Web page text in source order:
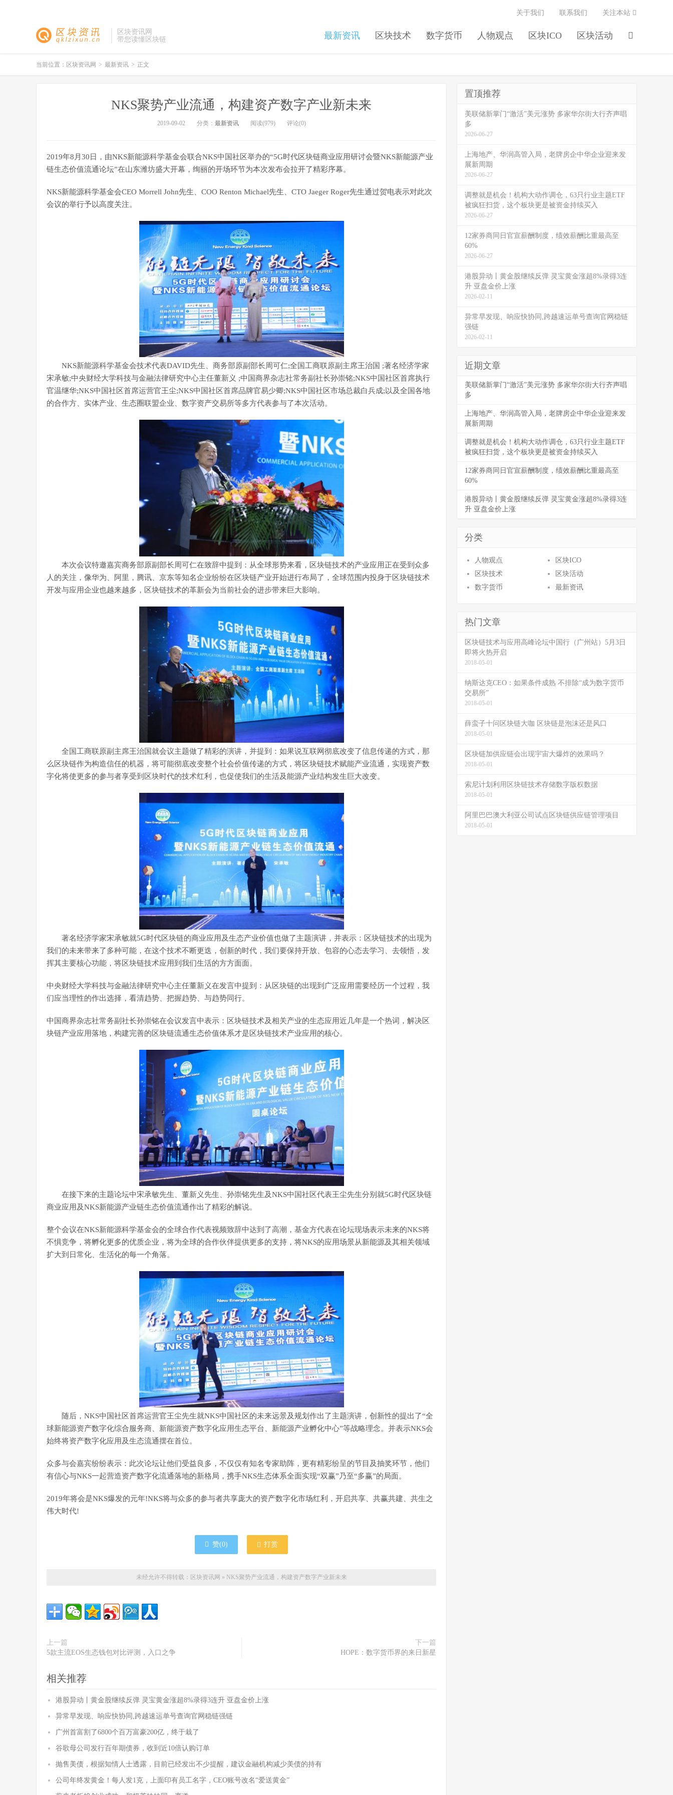
区块资讯网
带您读懂区块链
最新资讯 区块技术 数字货币 人物观点 区块ICO 区块活动
关于我们 联系我们 关注本站
当前位置： 区块资讯网 > 最新资讯 > 正文
NKS聚势产业流通，构建资产数字产业新未来
2019-09-02 分类： 最新资讯 阅读(979) 评论(0)
2019年8月30日，由NKS新能源科学基金会联合NKS中国社区举办的“5G时代区块链商业应用研讨会暨NKS新能源产业
链生态价值流通论坛”在山东潍坊盛大开幕，绚丽的开场环节为本次发布会拉开了精彩序幕。
NKS新能源科学基金会CEO Morrell John先生、COO Renton Michael先生、CTO Jaeger Roger先生通过贺电表示对此次
会议的举行予以高度关注。
NKS新能源科学基金会技术代表DAVID先生、商务部原副部长周可仁;全国工商联原副主席王治国 ;著名经济学家
宋承敏;中央财经大学科技与金融法律研究中心主任董新义 ;中国商界杂志社常务副社长孙崇铭;NKS中国社区首席执行
官温继华;NKS中国社区首席运营官王尘;NKS中国社区首席品牌官易少卿;NKS中国社区市场总裁白兵成;以及全国各地
的合作方、实体产业、生态圈联盟企业、数字资产交易所等多方代表参与了本次活动。
本次会议特邀嘉宾商务部原副部长周可仁在致辞中提到：从全球形势来看，区块链技术的产业应用正在受到众多
人的关注，像华为、阿里，腾讯、京东等知名企业纷纷在区块链产业开始进行布局了，全球范围内投身于区块链技术
开发与应用企业也越来越多，区块链技术的革新会为当前社会的进步带来巨大影响。
全国工商联原副主席王治国就会议主题做了精彩的演讲，并提到：如果说互联网彻底改变了信息传递的方式，那
么区块链作为构造信任的机器，将可能彻底改变整个社会价值传递的方式，将区块链技术赋能产业流通，实现资产数
字化将使更多的参与者享受到区块时代的技术红利，也促使我们的生活及能源产业结构发生巨大改变。
著名经济学家宋承敏就5G时代区块链的商业应用及生态产业价值也做了主题演讲，并表示：区块链技术的出现为
我们的未来带来了多种可能，在这个技术不断更迭，创新的时代，我们要保持开放、包容的心态去学习、去领悟，发
挥其主要核心功能，将区块链技术应用到我们生活的方方面面。
中央财经大学科技与金融法律研究中心主任董新义在发言中提到：从区块链的出现到广泛应用需要经历一个过程，我
们应当理性的作出选择，看清趋势、把握趋势、与趋势同行。
中国商界杂志社常务副社长孙崇铭在会议发言中表示：区块链技术及相关产业的生态应用近几年是一个热词，解决区
块链产业应用落地，构建完善的区块链流通生态价值体系才是区块链技术产业应用的核心。
在接下来的主题论坛中宋承敏先生、董新义先生、孙崇铭先生及NKS中国社区代表王尘先生分别就5G时代区块链
商业应用及NKS新能源产业链生态价值流通作出了精彩的解说。
整个会议在NKS新能源科学基金会的全球合作代表视频致辞中达到了高潮，基金方代表在论坛现场表示未来的NKS将
不惧竞争，将孵化更多的优质企业，将为全球的合作伙伴提供更多的支持，将NKS的应用场景从新能源及其相关领域
扩大到日常化、生活化的每一个角落。
随后，NKS中国社区首席运营官王尘先生就NKS中国社区的未来远景及规划作出了主题演讲，创新性的提出了“全
球新能源资产数字化综合服务商、新能源资产数字化应用生态平台、新能源产业孵化中心”等战略理念。并表示NKS会
始终将资产数字化应用及生态流通摆在首位。
众多与会嘉宾纷纷表示：此次论坛让他们受益良多，不仅仅有知名专家助阵，更有精彩纷呈的节目及抽奖环节，他们
有信心与NKS一起营造资产数字化流通落地的新格局，携手NKS生态体系全面实现“双赢”乃至“多赢”的局面。
2019年将会是NKS爆发的元年!NKS将与众多的参与者共享庞大的资产数字化市场红利，开启共享、共赢共建、共生之
伟大时代!
赞(0) 打赏
未经允许不得转载： 区块资讯网 » NKS聚势产业流通，构建资产数字产业新未来
上一篇
5款主流EOS生态钱包对比评测，入口之争
下一篇
HOPE：数字货币界的来日新星
相关推荐
港股异动丨黄金股继续反弹 灵宝黄金涨超8%录得3连升 亚盘金价上涨
异常早发现、响应快协同,跨越速运单号查询官网稳链强链
广州首富割了6800个百万富豪200亿，终于栽了
谷歌母公司发行百年期债券，收到近10倍认购订单
抛售美债，根据知情人士透露，目前已经发出不少提醒，建议金融机构减少美债的持有
公司年终发黄金！每人发1克，上面印有员工名字，CEO账号改名“爱送黄金”
置顶推荐
美联储新掌门“激活”美元涨势 多家华尔街大行齐声唱
多
2026-06-27
上海地产、华润高管入局，老牌房企中华企业迎来发
展新周期
2026-06-27
调整就是机会！机构大动作调仓，63只行业主题ETF
被疯狂扫货，这个板块更是被资金持续买入
2026-06-27
12家券商同日官宣薪酬制度，绩效薪酬比重最高至
60%
2026-06-27
港股异动丨黄金股继续反弹 灵宝黄金涨超8%录得3连
升 亚盘金价上涨
2026-02-11
异常早发现、响应快协同,跨越速运单号查询官网稳链
强链
2026-02-11
近期文章
美联储新掌门“激活”美元涨势 多家华尔街大行齐声唱
多
上海地产、华润高管入局，老牌房企中华企业迎来发
展新周期
调整就是机会！机构大动作调仓，63只行业主题ETF
被疯狂扫货，这个板块更是被资金持续买入
12家券商同日官宣薪酬制度，绩效薪酬比重最高至
60%
港股异动丨黄金股继续反弹 灵宝黄金涨超8%录得3连
升 亚盘金价上涨
分类
人物观点
区块ICO
区块技术
区块活动
数字货币
最新资讯
热门文章
区块链技术与应用高峰论坛中国行（广州站）5月3日
即将火热开启
2018-05-01
纳斯达克CEO：如果条件成熟 不排除“成为数字货币
交易所”
2018-05-01
薛蛮子十问区块链大咖 区块链是泡沫还是风口
2018-05-01
区块链加供应链会出现宇宙大爆炸的效果吗？
2018-05-01
索尼计划利用区块链技术存储数字版权数据
2018-05-01
阿里巴巴澳大利亚公司试点区块链供应链管理项目
2018-05-01